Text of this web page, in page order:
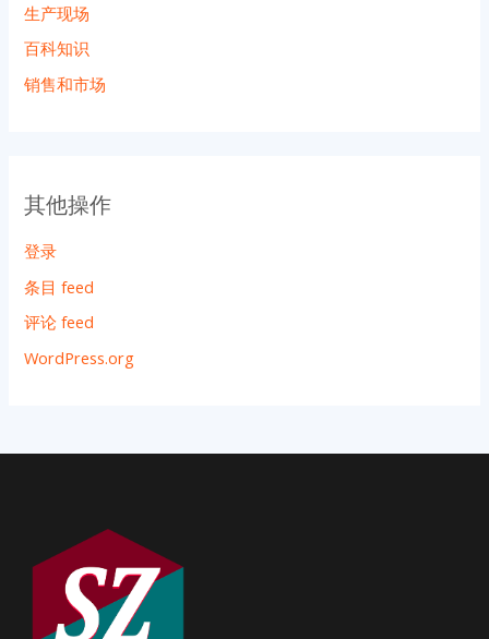
生产现场
百科知识
销售和市场
其他操作
登录
条目 feed
评论 feed
WordPress.org